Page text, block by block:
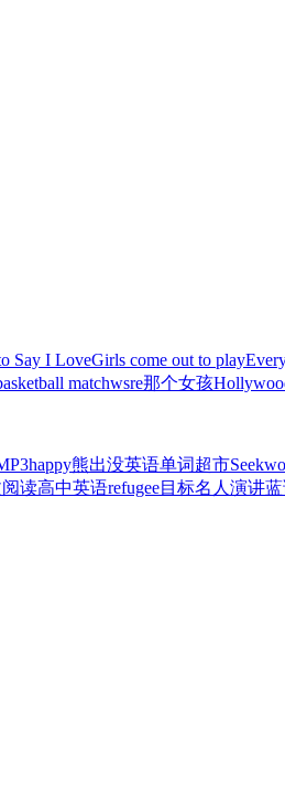
Say I LoveGirls come out to play
matchwsre那个女孩
happy熊出没英语单词超市Seek
读高中英语refugee目标名人演讲